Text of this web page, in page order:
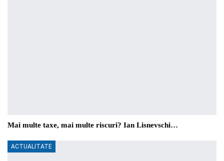
Mai multe taxe, mai multe riscuri? Ian Lisnevschi…
ACTUALITATE